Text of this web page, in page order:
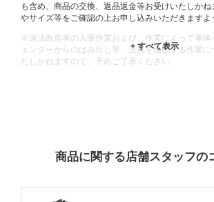
も含め、商品の交換、返品返金等お受けいたしか
やサイズ等をご確認の上お申し込みいただきますよ
※違法改造車の入庫作業および、作業によって車体
ェンダーからのはみ出し等、法規を逸脱する作業
たしかねますので、予めご了承ください。
商品に関する店舗スタッフの